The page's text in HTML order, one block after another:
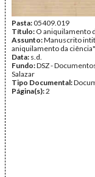
Pasta:05409.019
Título: O aniquilamento
Assunto:Manuscrito
aniquilamento da
Data: s.d.
Fundo:DSZ -
Salazar
Tipo Documental:
Página(s):2